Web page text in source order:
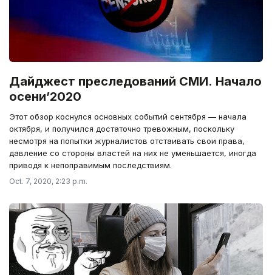
Дайджест преследований СМИ. Начало
осени’2020
Этот обзор коснулся основных событий сентября — начала
октября, и получился достаточно тревожным, поскольку
несмотря на попытки журналистов отстаивать свои права,
давление со стороны властей на них не уменьшается, иногда
приводя к непоправимым последствиям.
Oct. 7, 2020, 2:23 p.m.